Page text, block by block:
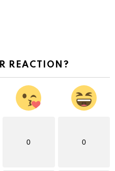
REACTION?
0 0